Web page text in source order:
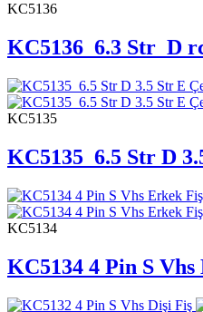
KC5136
KC5136 6.3 Str D
KC5135
KC5135 6.5 Str D
KC5134
KC5134 4 Pin S